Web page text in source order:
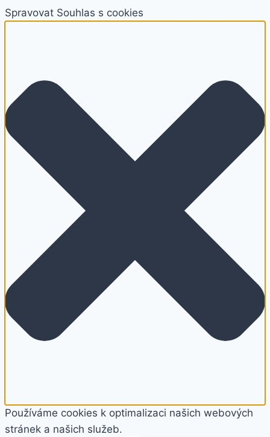
Spravovat Souhlas s cookies
Používáme cookies k optimalizaci našich webových
stránek a našich služeb.